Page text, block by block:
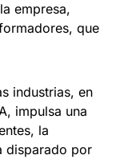
empresa,
que
industrias, en
impulsa una
la
disparado por